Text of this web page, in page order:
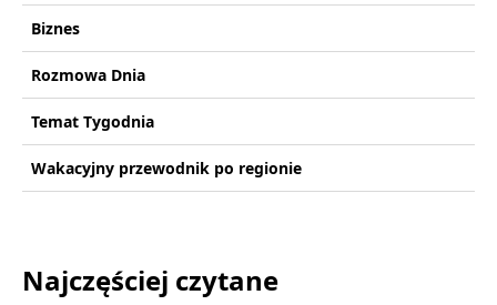
Biznes
Rozmowa Dnia
Temat Tygodnia
Wakacyjny przewodnik po regionie
Najczęściej czytane